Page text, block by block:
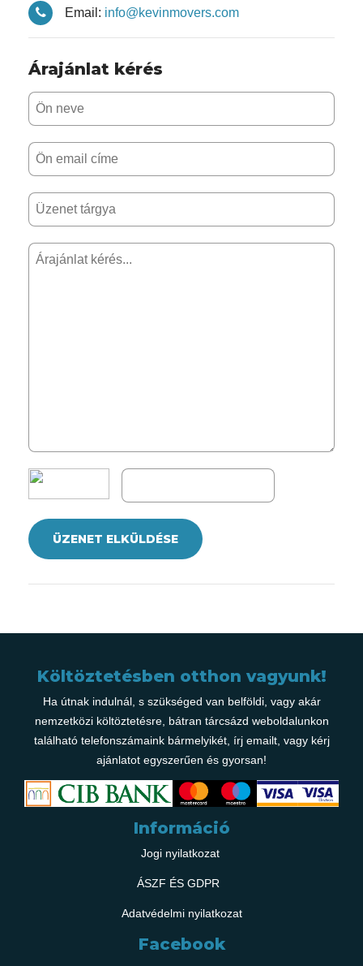
Email: info@kevinmovers.com
Árajánlat kérés
ÜZENET ELKÜLDÉSE
Költöztetésben otthon vagyunk!
Ha útnak indulnál, s szükséged van belföldi, vagy akár
nemzetközi költöztetésre, bátran tárcsázd weboldalunkon
található telefonszámaink bármelyikét, írj emailt, vagy kérj
ajánlatot egyszerűen és gyorsan!
Információ
Jogi nyilatkozat
ÁSZF ÉS GDPR
Adatvédelmi nyilatkozat
Facebook